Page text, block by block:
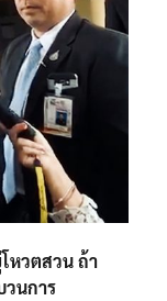
หวตสวน ถ้า
วนการ